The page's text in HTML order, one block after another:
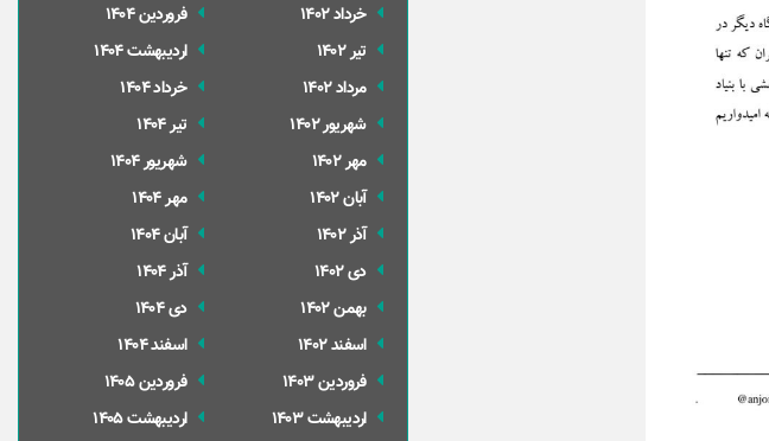
خرداد 1402
تير 1402
مرداد 1402
شهریور 1402
مهر 1402
آبان 1402
آذر 1402
دی 1402
بهمن 1402
اسفند 1402
فروردین 1403
ارديبهشت 1403
فروردین 1404
ارديبهشت 1404
خرداد 1404
تير 1404
شهریور 1404
مهر 1404
آبان 1404
آذر 1404
دی 1404
اسفند 1404
فروردین 1405
ارديبهشت 1405